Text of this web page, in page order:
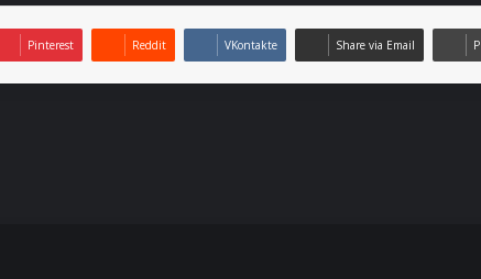
Pinterest Reddit VKontakte Share via Email